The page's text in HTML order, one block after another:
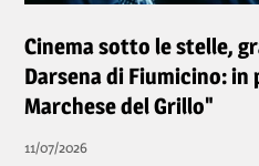
Cinema sotto le stelle,
Darsena di Fiumicino:
Marchese del Grillo"
11/07/2026